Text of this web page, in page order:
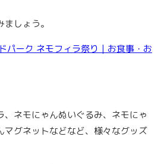
しょう。
パーク ネモフィラ祭り｜お食事・お
、ネモにゃんぬいぐるみ、ネモにゃ
マグネットなどなど、様々なグッズ